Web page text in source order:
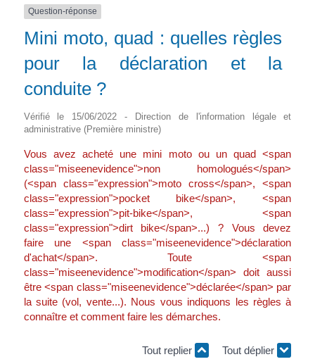
Question-réponse
Mini moto, quad : quelles règles
pour la déclaration et la
conduite ?
Vérifié le 15/06/2022 - Direction de l'information légale et
administrative (Première ministre)
Vous avez acheté une mini moto ou un quad <span
class="miseenevidence">non homologués</span>
(<span class="expression">moto cross</span>, <span
class="expression">pocket bike</span>, <span
class="expression">pit-bike</span>, <span
class="expression">dirt bike</span>...) ? Vous devez
faire une <span class="miseenevidence">déclaration
d'achat</span>. Toute <span
class="miseenevidence">modification</span> doit aussi
être <span class="miseenevidence">déclarée</span> par
la suite (vol, vente...). Nous vous indiquons les règles à
connaître et comment faire les démarches.
Tout replier Tout déplier